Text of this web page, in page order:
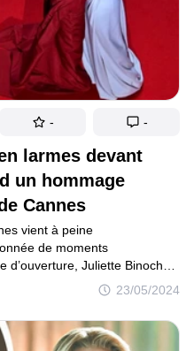
larmes devant
un hommage
Cannes
23/05/2024
vient à peine
de moments
Juliette Binoche
Palme d’honneur à Meryl
Lumière. Ce moment
des deux actrices,
- -